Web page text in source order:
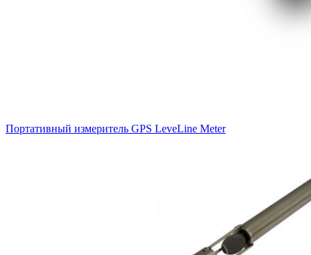
Портативный измеритель GPS LeveLine Meter